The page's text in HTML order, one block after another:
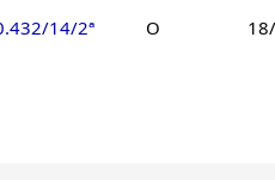
14/2ª O